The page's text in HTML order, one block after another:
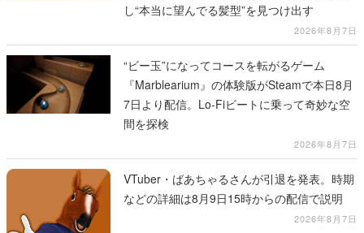
し“本当に望んでる髪型”を見つけ出す
2026年8月7日
“ビー玉”になってコースを転がるゲーム
『Marblearium』の体験版がSteamで本日8月
7日より配信。Lo-Fiビートに乗って奇妙な空
間を探検
2026年8月7日
VTuber・ばあちゃるさんが引退を発表。時期
などの詳細は8月9日15時からの配信で説明
2026年8月7日